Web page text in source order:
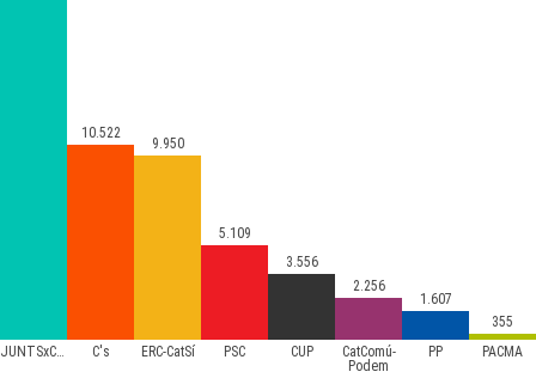
JUNTSxCAT C's ERC-CatSí PSC CUP
CatComú-
Podem
PP PACMA
10.522
9.950
5.109
3.556
2.256
1.607
355